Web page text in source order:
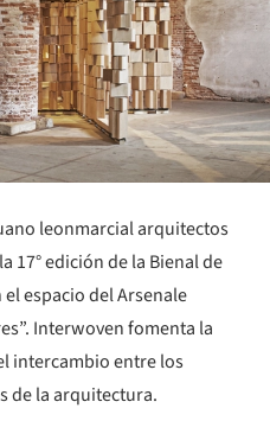
leonmarcial arquitectos
17° edición de la Bienal de
espacio del Arsenale
Interwoven fomenta la
intercambio entre los
de la arquitectura.